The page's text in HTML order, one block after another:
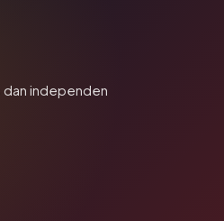
independen